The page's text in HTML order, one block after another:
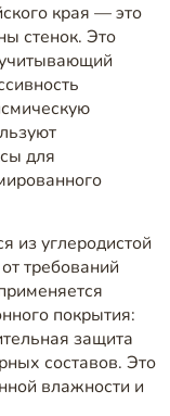
края — это
стенок. Это
для
из углеродистой
требований
покрытия:
защита
составов. Это
влажности и